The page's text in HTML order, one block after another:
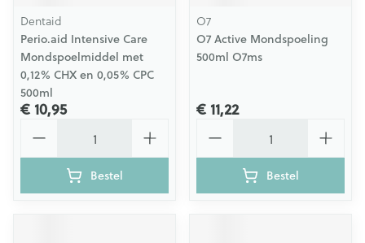
Dentaid
Perio.aid Intensive Care
Mondspoelmiddel met
0,12% CHX en 0,05% CPC
500ml
€ 10,95
Bestel
O7
O7 Active Mondspoeling
500ml O7ms
€ 11,22
Bestel